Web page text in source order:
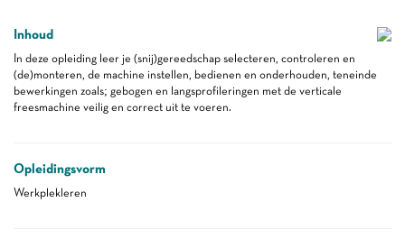
Inhoud
In deze opleiding leer je (snij)gereedschap selecteren, controleren en
(de)monteren, de machine instellen, bedienen en onderhouden, teneinde
bewerkingen zoals; gebogen en langsprofileringen met de verticale
freesmachine veilig en correct uit te voeren.
Opleidingsvorm
Werkplekleren